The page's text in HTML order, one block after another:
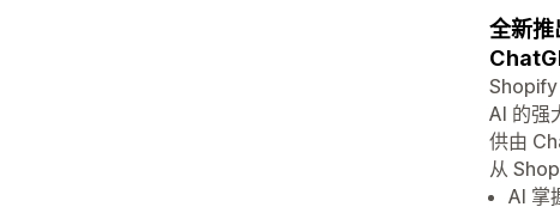
全新推
Shopify
AI 的强
供由
从
AI 掌